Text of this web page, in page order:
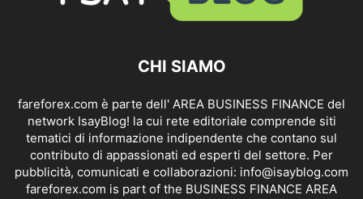
CHI SIAMO
fareforex.com è parte dell' AREA BUSINESS FINANCE del
network IsayBlog! la cui rete editoriale comprende siti
tematici di informazione indipendente che contano sul
contributo di appassionati ed esperti del settore. Per
pubblicità, comunicati e collaborazioni: info@isayblog.com
fareforex.com is part of the BUSINESS FINANCE AREA